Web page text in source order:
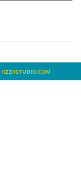
0
IIZZIISTUDIO.COM